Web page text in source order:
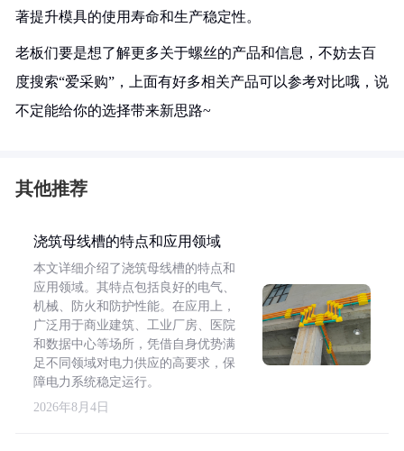
著提升模具的使用寿命和生产稳定性。
老板们要是想了解更多关于螺丝的产品和信息，不妨去百
度搜索“爱采购”，上面有好多相关产品可以参考对比哦，说
不定能给你的选择带来新思路~
其他推荐
浇筑母线槽的特点和应用领域
本文详细介绍了浇筑母线槽的特点和
应用领域。其特点包括良好的电气、
机械、防火和防护性能。在应用上，
广泛用于商业建筑、工业厂房、医院
和数据中心等场所，凭借自身优势满
足不同领域对电力供应的高要求，保
障电力系统稳定运行。
2026年8月4日